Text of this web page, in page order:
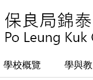
學校概覽 學與教